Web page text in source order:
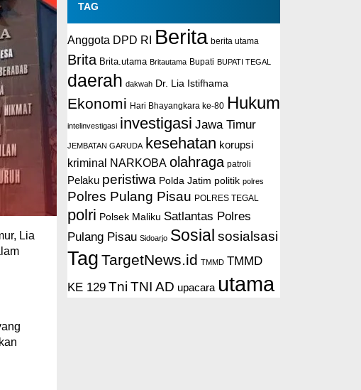
Lia
TAG
Anggota DPD RI Berita berita utama
Brita Brita.utama Britautama Bupati BUPATI TEGAL
daerah dakwah Dr. Lia Istifhama
Ekonomi Hari Bhayangkara ke-80 Hukum
intelinvestigasi investigasi Jawa Timur
JEMBATAN GARUDA kesehatan korupsi
kriminal NARKOBA olahraga patroli
Pelaku peristiwa Polda Jatim politik polres
Polres Pulang Pisau POLRES TEGAL
polri Polsek Maliku Satlantas Polres
Pulang Pisau Sidoarjo Sosial sosialsasi
Tag TargetNews.id TMMD TMMD
KE 129 Tni TNI AD upacara utama